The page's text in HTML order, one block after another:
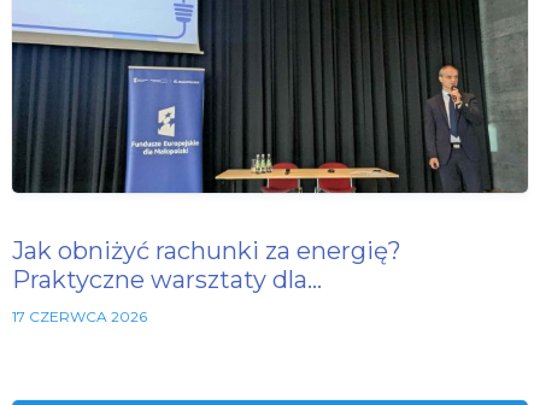
Jak obniżyć rachunki za energię?
Praktyczne warsztaty dla…
17 CZERWCA 2026